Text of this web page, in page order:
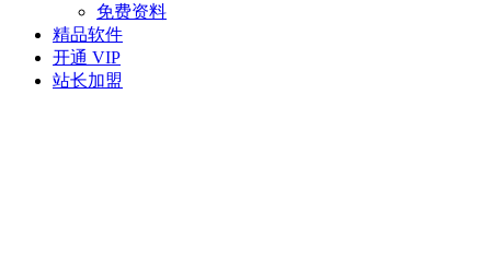
免费资料
精品软件
开通 VIP
站长加盟